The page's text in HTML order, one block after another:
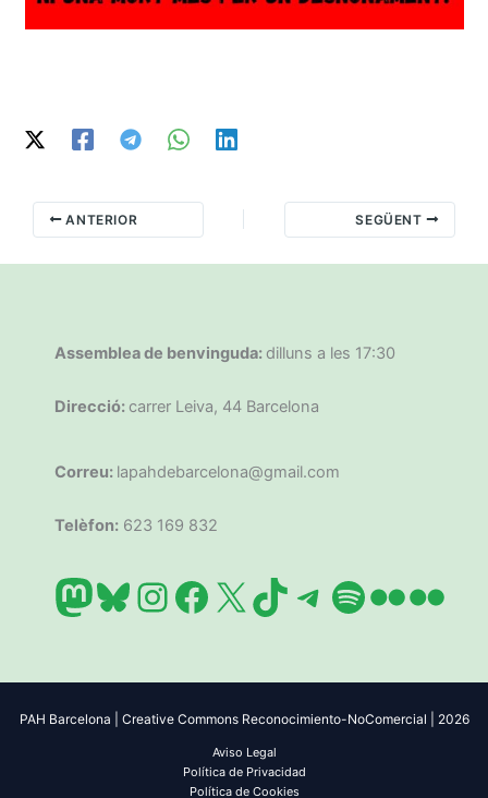
ANTERIOR SEGÜENT
Assemblea de benvinguda: dilluns a les 17:30
Direcció: carrer Leiva, 44 Barcelona
Correu: lapahdebarcelona@gmail.com
Telèfon: 623 169 832
Mastodon
Bluesky
Instagram
Facebook
X TikTok
Telegram
Spotify
Flickr
PAH Barcelona | Creative Commons Reconocimiento-NoComercial | 2026
Aviso Legal
Política de Privacidad
Política de Cookies